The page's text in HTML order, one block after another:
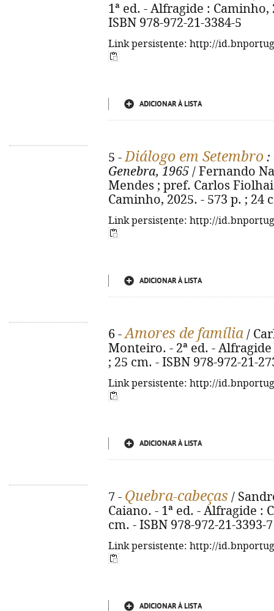
1ª ed. - Alfragide : Caminho,
ISBN 978-972-21-3384-5
Link persistente: http://
ADICIONAR À LISTA
5 -Diálogo em Setembro :
Genebra, 1965 / Fernando
Mendes ; pref. Carlos
Caminho, 2025. - 573 p. ; 24
Link persistente: http://
ADICIONAR À LISTA
6 -Amores de família /
Monteiro. - 2ª ed. -
; 25 cm. - ISBN 978-972-21-
Link persistente: http://
ADICIONAR À LISTA
7 - Quebra-cabeças /
Caiano. - 1ª ed. - Alfragide :
cm. - ISBN 978-972-21-3393-7
Link persistente: http://
ADICIONAR À LISTA